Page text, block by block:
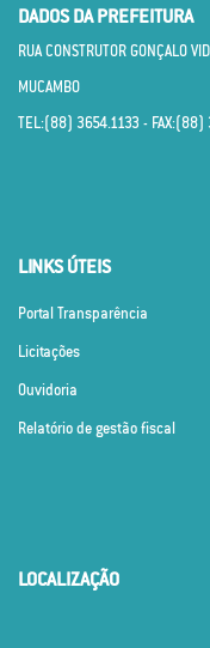
DADOS DA PREFEITURA
RUA CONSTRUTOR GONÇALO
MUCAMBO
TEL:(88) 3654.1133 - FAX:(88)
LINKS ÚTEIS
Portal Transparência
Licitações
Ouvidoria
Relatório de gestão fiscal
LOCALIZAÇÃO